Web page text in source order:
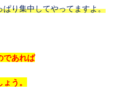
ぱり集中してやってますよ。
であれば
う。